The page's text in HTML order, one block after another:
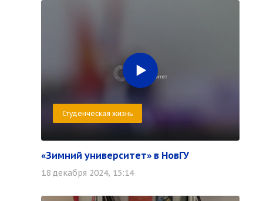
Студенческая жизнь
«Зимний университет» в НовГУ
18 декабря 2024, 15:14